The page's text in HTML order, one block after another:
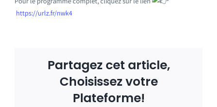
https://urlz.fr/nwk4
Partagez cet article,
Choisissez votre
Plateforme!